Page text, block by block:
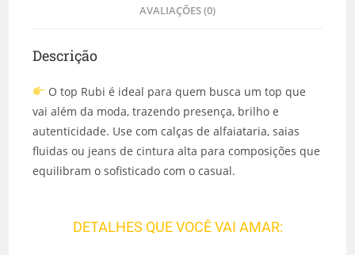
AVALIAÇÕES (0)
Descrição
O top Rubi é ideal para quem busca um top que
vai além da moda, trazendo presença, brilho e
autenticidade. Use com calças de alfaiataria, saias
fluidas ou jeans de cintura alta para composições que
equilibram o sofisticado com o casual.
DETALHES QUE VOCÊ VAI AMAR: